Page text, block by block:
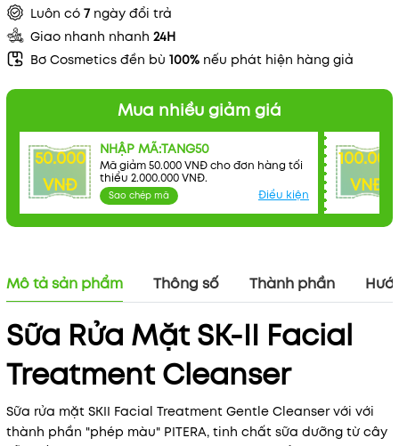
Luôn có 7 ngày đổi trả
Giao nhanh nhanh 24H
Bơ Cosmetics đền bù 100% nếu phát hiện hàng giả
Mua nhiều giảm giá
50.000
VNĐ
NHẬP MÃ:TANG50
Mã giảm 50.000 VNĐ cho đơn hàng tối
thiểu 2.000.000 VNĐ.
Sao chép mã Điều kiện
100.000
VNĐ
Mô tả sản phẩm Thông số Thành phần
Sữa Rửa Mặt SK-II Facial
Treatment Cleanser
Sữa rửa mặt SKII Facial Treatment Gentle Cleanser với với
thành phần "phép màu" PITERA, tinh chất sữa dưỡng từ cây